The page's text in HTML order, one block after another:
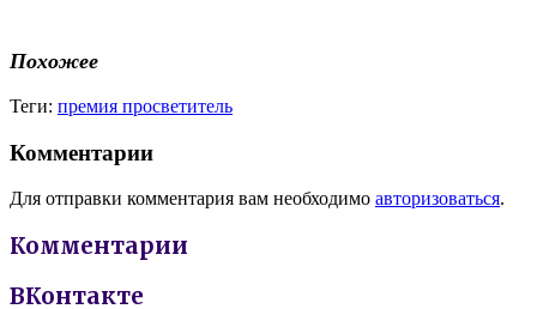
Похожее
Теги: премия просветитель
Комментарии
Для отправки комментария вам необходимо авторизоваться.
Комментарии
ВКонтакте